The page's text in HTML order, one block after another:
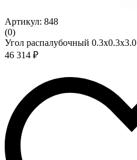
Артикул: 848
(0)
Угол распалубочный 0.3х0.3х3.0
46 314 ₽